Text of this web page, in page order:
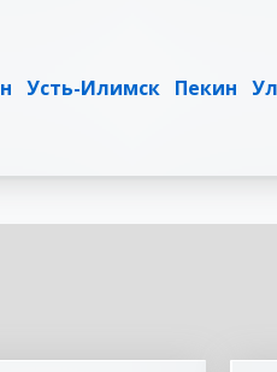
Усть-Илимск Пекин